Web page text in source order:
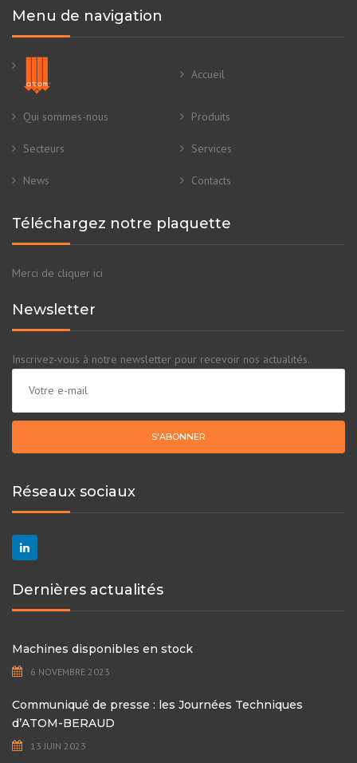
Menu de navigation
Accueil
Qui sommes-nous Produits
Secteurs Services
News Contacts
Téléchargez notre plaquette
Merci de cliquer ici
Newsletter
Inscrivez-vous à notre newsletter pour recevoir nos actualités.
Réseaux sociaux
Dernières actualités
Machines disponibles en stock
6 NOVEMBRE 2023
Communiqué de presse : les Journées Techniques
d’ATOM-BERAUD
13 JUIN 2023